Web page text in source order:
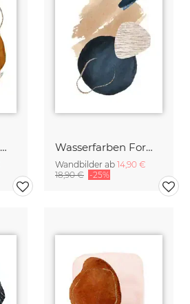
Wasserfarben Formen in Red 5 Wasserfarben Formen in Navy 6
Wandbilder ab 14,90 €
18,90 € -25%